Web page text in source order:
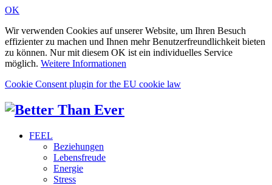
OK
Wir verwenden Cookies auf unserer Website, um Ihren Besuch
effizienter zu machen und Ihnen mehr Benutzerfreundlichkeit bieten
zu können. Nur mit diesem OK ist ein individuelles Service
möglich. Weitere Informationen
Cookie Consent plugin for the EU cookie law
FEEL
Beziehungen
Lebensfreude
Energie
Stress